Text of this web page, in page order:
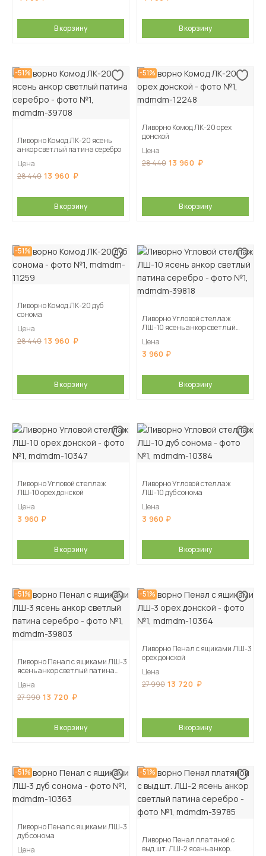
В корзину В корзину
-51%
Ливорно Комод ЛК-20 ясень
анкор светлый патина серебро
Цена
28 440 13 960
В корзину
-51%
Ливорно Комод ЛК-20 орех
донской
Цена
28 440 13 960
В корзину
-51%
Ливорно Комод ЛК-20 дуб
сонома
Цена
28 440 13 960
В корзину
Ливорно Угловой стеллаж
ЛШ-10 ясень анкор светлый
Цена
3 960
В корзину
Ливорно Угловой стеллаж
ЛШ-10 орех донской
Цена
3 960
В корзину
Ливорно Угловой стеллаж
ЛШ-10 дуб сонома
Цена
3 960
В корзину
-51%
Ливорно Пенал с ящиками ЛШ-3
ясень анкор светлый патина
Цена
27 990 13 720
В корзину
-51%
Ливорно Пенал с ящиками ЛШ-3
орех донской
Цена
27 990 13 720
В корзину
-51%
Ливорно Пенал с ящиками ЛШ-3
дуб сонома
Цена
-51%
Ливорно Пенал платяной с
выд.шт. ЛШ-2 ясень анкор